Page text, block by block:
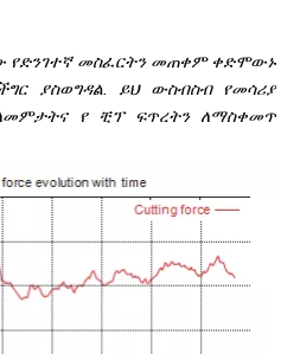
የድንገተኛ መስፈርትን መጠቀም ቀድሞውኑ
ያስወግዳል. ይህ ውስብስብ የመሳሪያ
የ ቺፕ ፍጥረትን ለማስቀመጥ